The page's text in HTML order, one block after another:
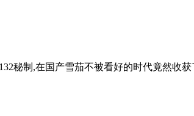
秘制,在国产雪茄不被看好的时代竟然收